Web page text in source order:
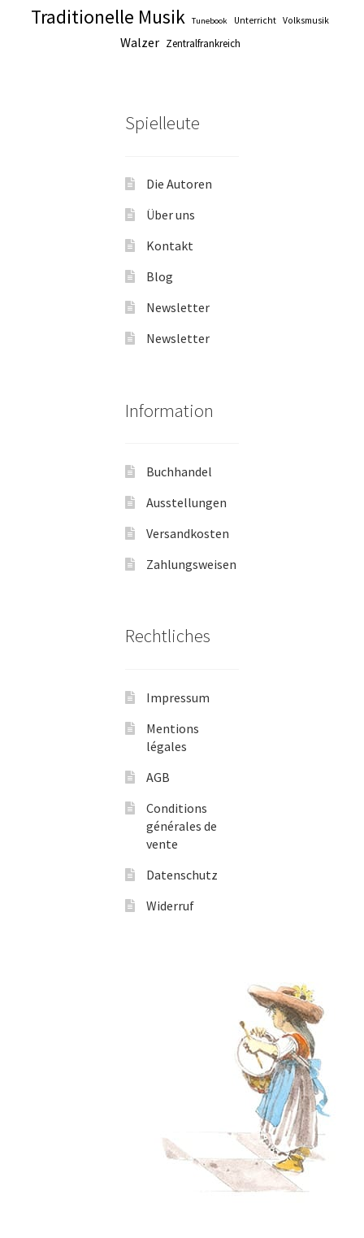
Traditionelle Musik Tunebook Unterricht Volksmusik
Walzer Zentralfrankreich
Spielleute
Die Autoren
Über uns
Kontakt
Blog
Newsletter
Newsletter
Information
Buchhandel
Ausstellungen
Versandkosten
Zahlungsweisen
Rechtliches
Impressum
Mentions
légales
AGB
Conditions
générales de
vente
Datenschutz
Widerruf